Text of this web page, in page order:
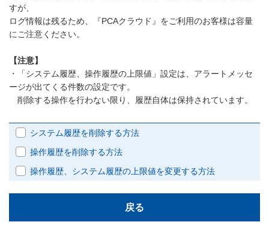
すが、
ログ情報は残るため、『PCAクラウド』をご利用のお客様は容量
にご注意ください。
【注意】
・「システム履歴、操作履歴の上限値」設定は、アラートメッセ
ージが出てくる件数の設定です。
削除する操作を行わない限り、履歴自体は保持されています。
システム履歴を削除する方法
操作履歴を削除する方法
操作履歴、システム履歴の上限値を変更する方法
戻る